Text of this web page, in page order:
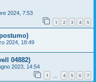
2024, 7:53
1 2 3 4 5
2024, 18:49
04882)
2023, 14:54
1 4 5 6 7